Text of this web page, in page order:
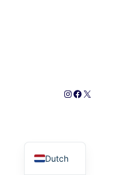
Instagram
X
Dutch